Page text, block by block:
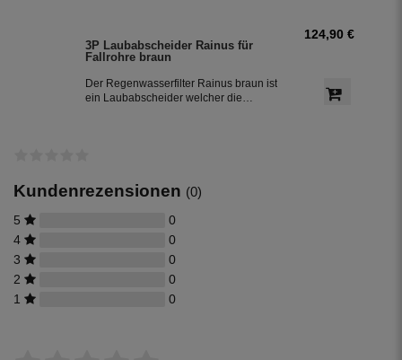
Fallrohrfilter eignet sich bestens zur
Nachrüstung bestehender
Regenwasseranlagen.
3P Laubabscheider Rainus für
Fallrohre braun
Der Regenwasserfilter Rainus braun ist
ein Laubabscheider welcher die
124,90 €
Kundenrezensionen (0)
5
0
4
0
3
0
2
0
1
0